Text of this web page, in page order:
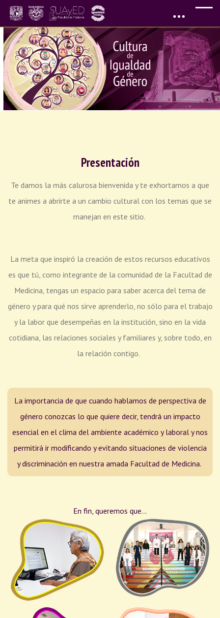
Saltar al contenido principal
Presentación
Te damos la más calurosa bienvenida y te exhortamos a que
te animes a abrirte a un cambio cultural con los temas que se
manejan en este sitio.
La meta que inspiró la creación de estos recursos educativos
es que tú, como integrante de la comunidad de la Facultad de
Medicina, tengas un espacio para saber acerca del tema de
género y para qué nos sirve aprenderlo, no sólo para el trabajo
y la labor que desempeñas en la institución, sino en la vida
cotidiana, las relaciones sociales y familiares y, sobre todo, en
la relación contigo.
La importancia de que cuando hablamos de perspectiva de
género conozcas lo que quiere decir, tendrá un impacto
esencial en el clima del ambiente académico y laboral y nos
permitirá ir modificando y evitando situaciones de violencia
y discriminación en nuestra amada Facultad de Medicina.
En fin, queremos que...